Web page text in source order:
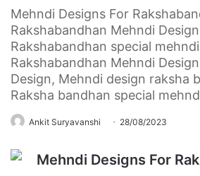
Mehndi Designs For
Rakshabandhan Mehndi
Rakshabandhan special
Rakshabandhan Mehndi
Design, Mehndi design raksha
Raksha bandhan special
Ankit Suryavanshi 28/08/2023